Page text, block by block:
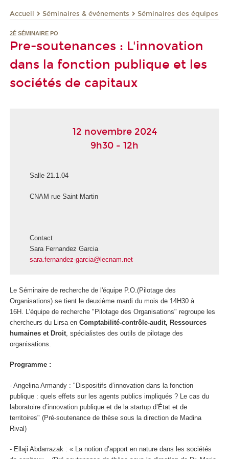
Accueil Séminaires & événements Séminaires des équipes
2É SÉMINAIRE PO
Pre-soutenances : L'innovation
dans la fonction publique et les
sociétés de capitaux
12 novembre 2024
9h30 - 12h
Salle 21.1.04
CNAM rue Saint Martin
Contact
Sara Fernandez Garcia
sara.fernandez-garcia@lecnam.net
Le Séminaire de recherche de l'équipe P.O.(Pilotage des
Organisations) se tient le deuxième mardi du mois de 14H30 à
16H. L’équipe de recherche "Pilotage des Organisations" regroupe les
chercheurs du Lirsa en Comptabilité-contrôle-audit, Ressources
humaines et Droit , spécialistes des outils de pilotage des
organisations.
Programme :
- Angelina Armandy : "Dispositifs d’innovation dans la fonction
publique : quels effets sur les agents publics impliqués ? Le cas du
laboratoire d’innovation publique et de la startup d’État et de
territoires" (Pré-soutenance de thèse sous la direction de Madina
Rival)
- Ellaji Abdarrazak : « La notion d’apport en nature dans les sociétés